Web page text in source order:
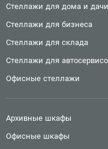
Стеллажи для дома и дачи
Стеллажи для бизнеса
Стеллажи для склада
Стеллажи для
Офисные стеллажи
Архивные шкафы
Офисные шкафы